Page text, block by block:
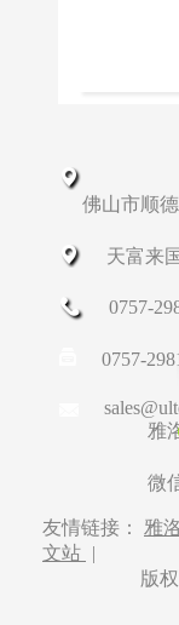
佛山市顺
天富来
0757-
0757-
雅
微
友情链接： 雅
文站 |
版